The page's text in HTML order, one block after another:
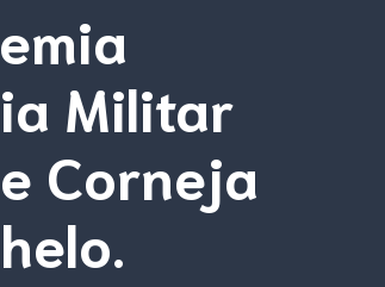
Militar
Corneja
.